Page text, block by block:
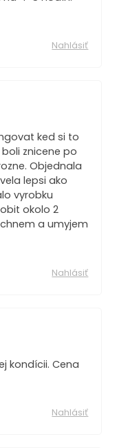
Nahlásiť
ked si to
znicene po
Objednala
lepsi ako
vyrobku
okolo 2
a umyjem
Nahlásiť
kondícii. Cena
Nahlásiť